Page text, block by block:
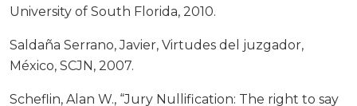
University of South Florida, 2010.
Saldaña Serrano, Javier, Virtudes del juzgador,
México, SCJN, 2007.
Scheflin, Alan W., “Jury Nullification: The right to say